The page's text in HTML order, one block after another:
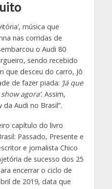
música que
nas corridas de
o Audi 80
sendo recebido
que desceu do carro, Jô
de fazer piada: ‘Já que
agora’. Assim,
Audi no Brasil”.
capítulo do livro
Passado, Presente e
e jornalista Chico
de sucesso dos 25
encerrar o ciclo de
de 2019, data que